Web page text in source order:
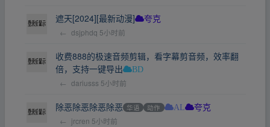
遮天[2024][最新动漫] 夸克
← dsjphdq 5小时前
收费888的极速音频剪辑，看字幕剪音频，效率翻
倍，支持一键导出
BD
← dariusss 5小时前
除恶除恶除恶除恶 华语 动作 AL 夸克
← jrcren 5小时前